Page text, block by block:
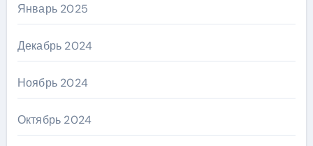
Январь 2025
Декабрь 2024
Ноябрь 2024
Октябрь 2024